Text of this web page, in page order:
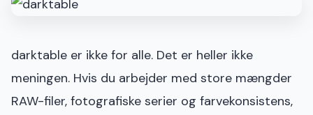
darktable er ikke for alle. Det er heller ikke
meningen. Hvis du arbejder med store mængder
RAW-filer, fotografiske serier og farvekonsistens,